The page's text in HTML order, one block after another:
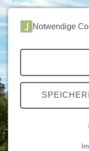
Notwendige